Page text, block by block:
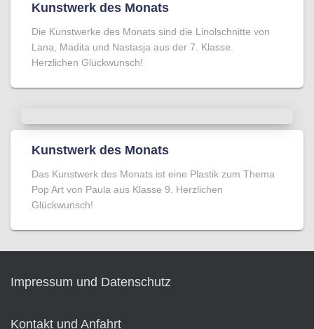
Kunstwerk des Monats
Die Kunstwerke des Monats sind die Linolschnitte von
Lana, Madita und Nastasja aus der 7. Klasse.
Herzlichen Glückwunsch!
Kunstwerk des Monats
Das Kunstwerk des Monats ist eine Plastik zum Thema
Pop Art von Paula aus Klasse 9. Herzlichen
Glückwunsch!
Impressum und Datenschutz
Kontakt und Anfahrt